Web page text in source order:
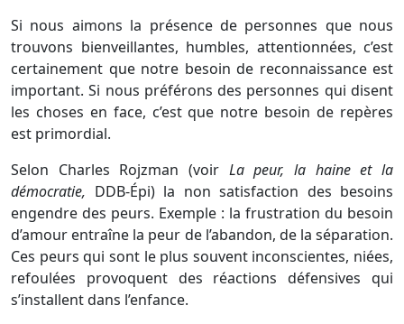
Si nous aimons la présence de personnes que nous
trouvons bienveillantes, humbles, attentionnées, c’est
certainement que notre besoin de reconnaissance est
important. Si nous préférons des personnes qui disent
les choses en face, c’est que notre besoin de repères
est primordial.
Selon Charles Rojzman (voir La peur, la haine et la
démocratie, DDB-Épi) la non satisfaction des besoins
engendre des peurs. Exemple : la frustration du besoin
d’amour entraîne la peur de l’abandon, de la séparation.
Ces peurs qui sont le plus souvent inconscientes, niées,
refoulées provoquent des réactions défensives qui
s’installent dans l’enfance.